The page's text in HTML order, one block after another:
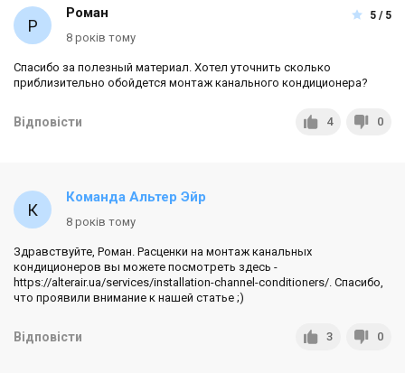
5 / 5
Роман
8 років тому
Спасибо за полезный материал. Хотел уточнить сколько
приблизительно обойдется монтаж канального кондиционера?
Відповісти 4 0
Команда Альтер Эйр
8 років тому
Здравствуйте, Роман. Расценки на монтаж канальных
кондиционеров вы можете посмотреть здесь -
https://alterair.ua/services/installation-channel-conditioners/. Спасибо,
что проявили внимание к нашей статье ;)
Відповісти 3 0